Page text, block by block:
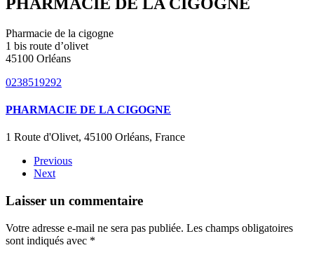
Pharmacie de la cigogne
1 bis route d’olivet
45100 Orléans
0238519292
PHARMACIE DE LA CIGOGNE
1 Route d'Olivet, 45100 Orléans, France
Previous
Next
Laisser un commentaire
Votre adresse e-mail ne sera pas publiée. Les champs obligatoires
sont indiqués avec *